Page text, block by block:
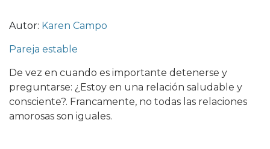
Autor: Karen Campo
Pareja estable
De vez en cuando es importante detenerse y
preguntarse: ¿Estoy en una relación saludable y
consciente?. Francamente, no todas las relaciones
amorosas son iguales.